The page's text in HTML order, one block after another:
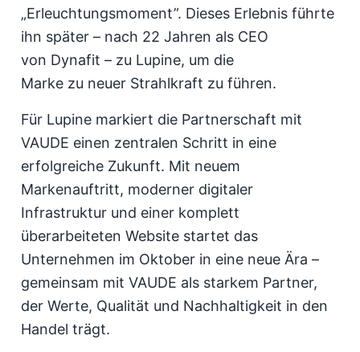
„Erleuchtungsmoment”. Dieses Erlebnis führte
ihn später – nach 22 Jahren als CEO
von Dynafit – zu Lupine, um die
Marke zu neuer Strahlkraft zu führen.
Für Lupine markiert die Partnerschaft mit
VAUDE einen zentralen Schritt in eine
erfolgreiche Zukunft. Mit neuem
Markenauftritt, moderner digitaler
Infrastruktur und einer komplett
überarbeiteten Website startet das
Unternehmen im Oktober in eine neue Ära –
gemeinsam mit VAUDE als starkem Partner,
der Werte, Qualität und Nachhaltigkeit in den
Handel trägt.